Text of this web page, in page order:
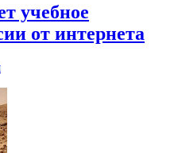
учебное
от интернета